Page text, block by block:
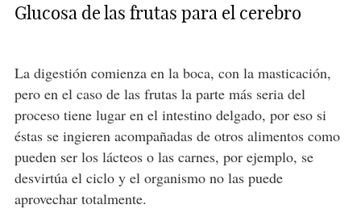
Glucosa de las frutas para el cerebro
La digestión comienza en la boca, con la masticación,
pero en el caso de las frutas la parte más seria del
proceso tiene lugar en el intestino delgado, por eso si
éstas se ingieren acompañadas de otros alimentos como
pueden ser los lácteos o las carnes, por ejemplo, se
desvirtúa el ciclo y el organismo no las puede
aprovechar totalmente.